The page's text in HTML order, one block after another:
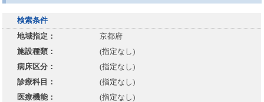
検索条件
地域指定：
京都府
施設種類：
(指定なし)
病床区分：
(指定なし)
診療科目：
(指定なし)
医療機能：
(指定なし)